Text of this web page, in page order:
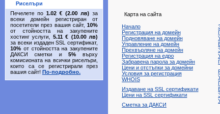
Риселъри
Печелете по 1.02 € (2.00 лв) за
всеки домейн регистриран от
посетители през вашия сайт, 10%
от стойността на закупените
хостинг услуги, 5.11 € (10.00 лв)
за всеки издаден SSL сертификат,
10% от стойността на закупените
ДАКСИ сметки и 5%върху
комисионата на всички риселъри,
които са се регистрирали през
вашия сайт! По-подробно.
Карта на сайта
Начало
Регистрация на домейн
Подновяване на домейн
Управление на домейн
Прехвърляне на домейн
Регистрация на едро
Забравена парола за домейн
Цени и отстъпки за домейни
Условия за регистрация
WHOIS
Издаване на SSL сертификати
Цени на SSL сертификати
Сметка за ДАКСИ